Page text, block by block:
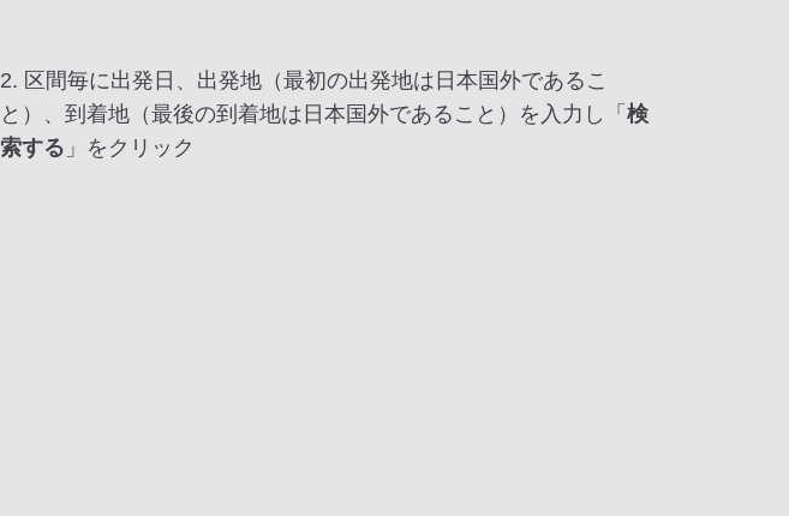
2. 区間毎に出発日、出発地（最初の出発地は日本国外であるこ
と）、到着地（最後の到着地は日本国外であること）を入力し「 検
索する 」をクリック